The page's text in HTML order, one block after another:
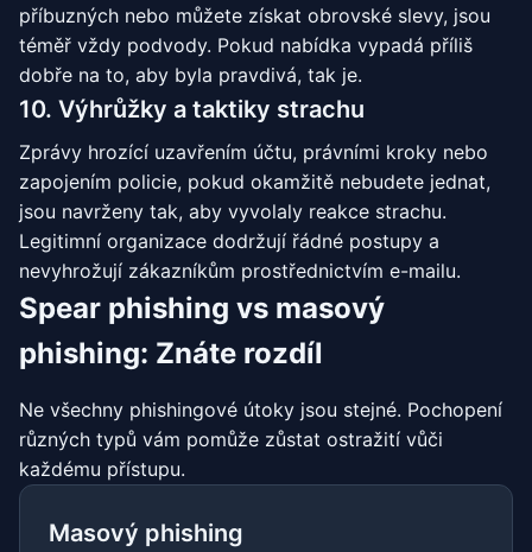
příbuzných nebo můžete získat obrovské slevy, jsou
téměř vždy podvody. Pokud nabídka vypadá příliš
dobře na to, aby byla pravdivá, tak je.
10. Výhrůžky a taktiky strachu
Zprávy hrozící uzavřením účtu, právními kroky nebo
zapojením policie, pokud okamžitě nebudete jednat,
jsou navrženy tak, aby vyvolaly reakce strachu.
Legitimní organizace dodržují řádné postupy a
nevyhrožují zákazníkům prostřednictvím e-mailu.
Spear phishing vs masový
phishing: Znáte rozdíl
Ne všechny phishingové útoky jsou stejné. Pochopení
různých typů vám pomůže zůstat ostražití vůči
každému přístupu.
Masový phishing